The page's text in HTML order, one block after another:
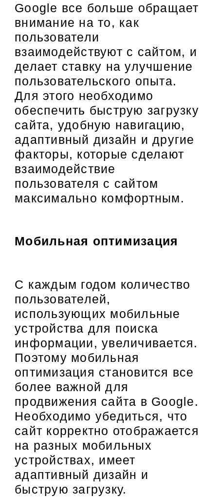
Google все больше обращает
внимание на то, как
пользователи
взаимодействуют с сайтом, и
делает ставку на улучшение
пользовательского опыта.
Для этого необходимо
обеспечить быструю загрузку
сайта, удобную навигацию,
адаптивный дизайн и другие
факторы, которые сделают
взаимодействие
пользователя с сайтом
максимально комфортным.
Мобильная оптимизация
С каждым годом количество
пользователей,
использующих мобильные
устройства для поиска
информации, увеличивается.
Поэтому мобильная
оптимизация становится все
более важной для
продвижения сайта в Google.
Необходимо убедиться, что
сайт корректно отображается
на разных мобильных
устройствах, имеет
адаптивный дизайн и
быструю загрузку.